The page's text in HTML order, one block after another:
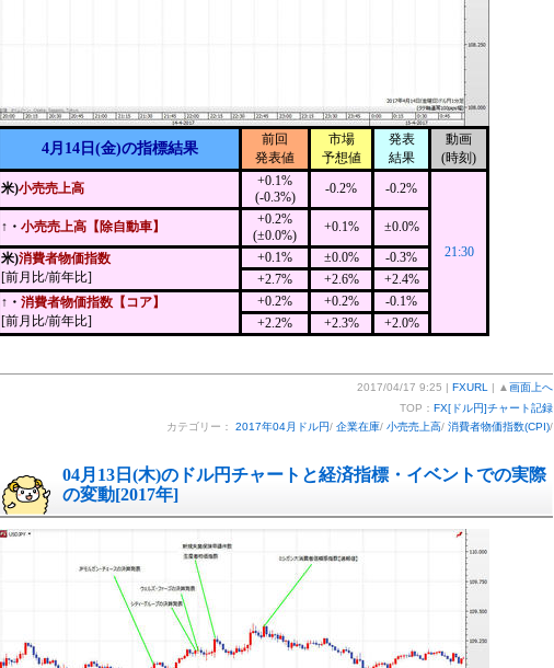
4月14日(金)の指標結果
前回
発表値
市場
予想値
発表
結果
動画
(時刻)
米)小売売上高
+0.1%
(-0.3%)
-0.2% -0.2%
21:30
↑・ 小売売上高【除自動車】
+0.2%
(±0.0%)
+0.1% ±0.0%
米)消費者物価指数
[前月比/前年比]
+0.1% ±0.0%
-0.3%
+2.7%
+2.6%
+2.4%
↑・ 消費者物価指数【コア】
[前月比/前年比]
+0.2% +0.2%
-0.1%
+2.2%
+2.3% +2.0%
2017/04/17 9:25 | FXURL | ▲ 画面上へ
TOP： FX[ドル円]チャート記録
カテゴリー： 2017年04月ドル円/ 企業在庫/ 小売売上高/ 消費者物価指数(CPI)/
04月13日(木)のドル円チャートと経済指標・イベントでの実際
の変動[2017年]